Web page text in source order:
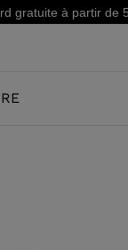
gratuite à partir de